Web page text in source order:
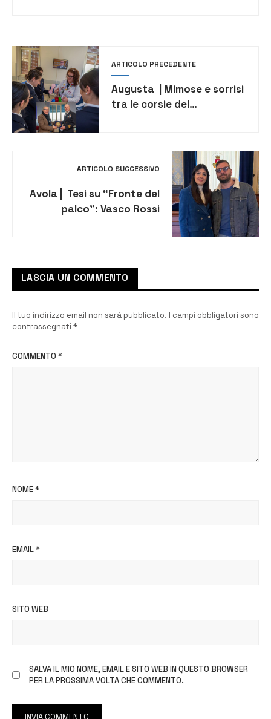
ARTICOLO PRECEDENTE
Augusta | Mimose e sorrisi
tra le corsie del
ARTICOLO SUCCESSIVO
Avola | Tesi su “Fronte del
palco”: Vasco Rossi
sindaco
LASCIA UN COMMENTO
Il tuo indirizzo email non sarà pubblicato. I campi obbligatori sono
contrassegnati *
COMMENTO *
NOME*
EMAIL*
SITO WEB
SALVA IL MIO NOME, EMAIL E SITO WEB IN QUESTO BROWSER
PER LA PROSSIMA VOLTA CHE COMMENTO.